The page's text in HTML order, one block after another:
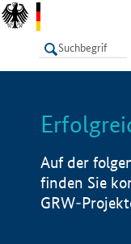
LISTE
Auf der
finden Sie
GRW-